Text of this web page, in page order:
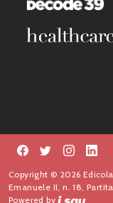
Copyright © 2026
Emanuele II, n. 18,
Powered by